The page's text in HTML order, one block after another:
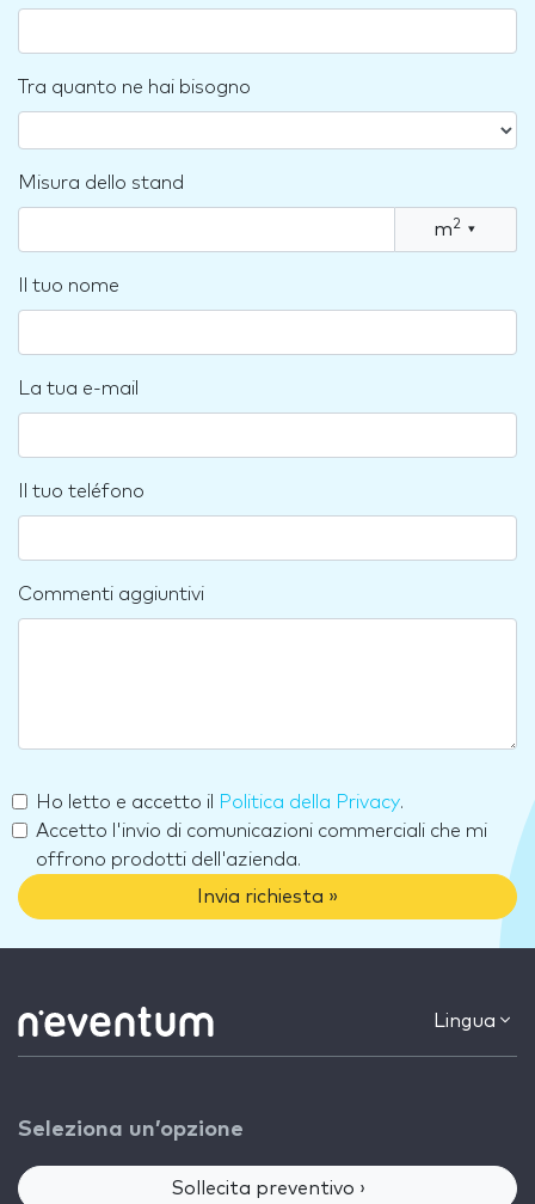
Tra quanto ne hai bisogno
Misura dello stand
m2 ▾
Il tuo nome
La tua e-mail
Il tuo teléfono
Commenti aggiuntivi
Ho letto e accetto il Politica della Privacy.
Accetto l'invio di comunicazioni commerciali che mi
offrono prodotti dell'azienda.
Invia richiesta »
Lingua
Seleziona un’opzione
Sollecita preventivo ›